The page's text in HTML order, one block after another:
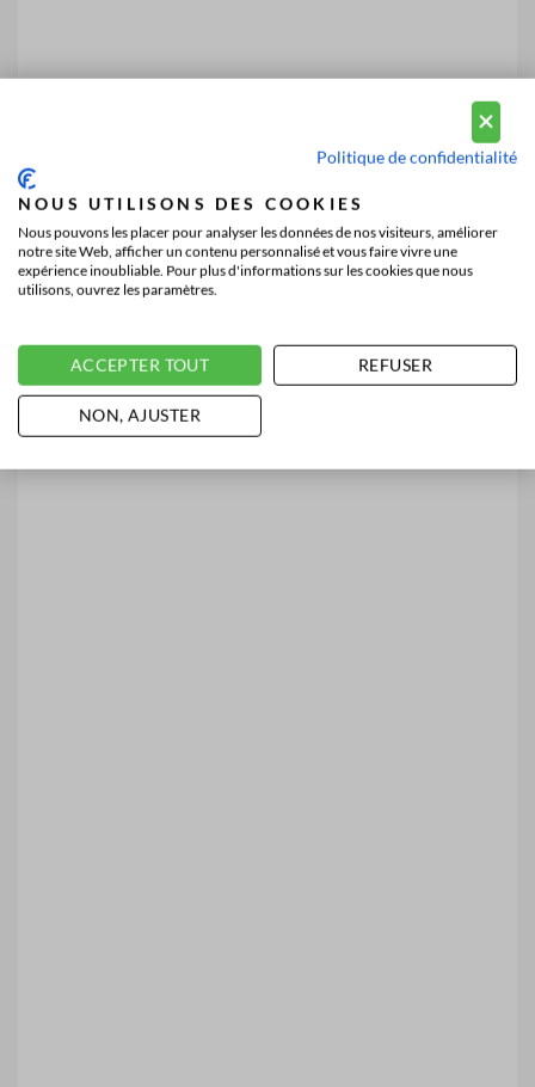
Politique de confidentialité
NOUS UTILISONS DES COOKIES
Nous pouvons les placer pour analyser les données de nos visiteurs, améliorer
notre site Web, afficher un contenu personnalisé et vous faire vivre une
expérience inoubliable. Pour plus d'informations sur les cookies que nous
utilisons, ouvrez les paramètres.
ACCEPTER TOUT REFUSER
NON, AJUSTER